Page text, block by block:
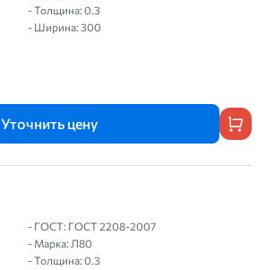
- Толщина: 0.3
- Ширина: 300
Уточнить цену
- ГОСТ: ГОСТ 2208-2007
- Марка: Л80
- Толщина: 0.3